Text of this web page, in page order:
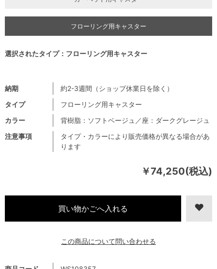
￥74,250(税込)
注意事項
タイプ・カラーにより販売価格が異なる場合があ
ります
納期
約2-3週間（ショップ休業日を除く）
タイプ
フローリング用キャスター
カラー
背樹脂：ソフトベージュ／座：ダークグレージュ
フローリング用キャスター
選択されたタイプ：フローリング用キャスター
この商品について問い合わせる